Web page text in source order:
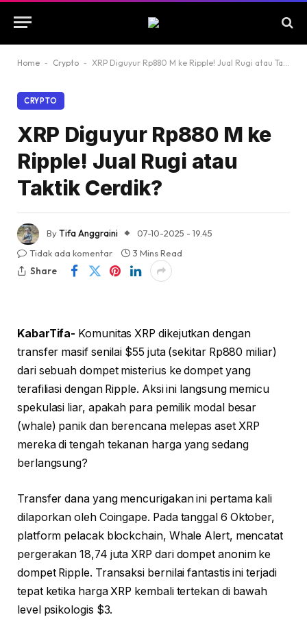
Home - Crypto - XRP Diguyur Rp880 M ke Ripple! Jual Rugi atau Taktik Cerdik?
CRYPTO
XRP Diguyur Rp880 M ke
Ripple! Jual Rugi atau
Taktik Cerdik?
ByTifa Anggraini
07-10-2025 - 19.45
Tidak ada komentar
3 Mins Read
Share
KabarTifa- Komunitas XRP dikejutkan dengan
transfer masif senilai $55 juta (sekitar Rp880 miliar)
dari sebuah dompet misterius ke dompet yang
terafiliasi dengan Ripple. Aksi ini langsung memicu
spekulasi liar, apakah para pemilik modal besar
(whale) panik dan berencana melepas aset XRP
mereka di tengah tekanan harga yang sedang
berlangsung?
Transfer dana yang mencurigakan ini pertama kali
dilaporkan oleh Coingape. Pada tanggal 6 Oktober,
platform pelacak blockchain, Whale Alert, mencatat
pergerakan 18,74 juta XRP dari dompet anonim ke
dompet Ripple. Transaksi bernilai fantastis ini terjadi
tepat ketika harga XRP kembali tertekan di bawah
level psikologis $3.